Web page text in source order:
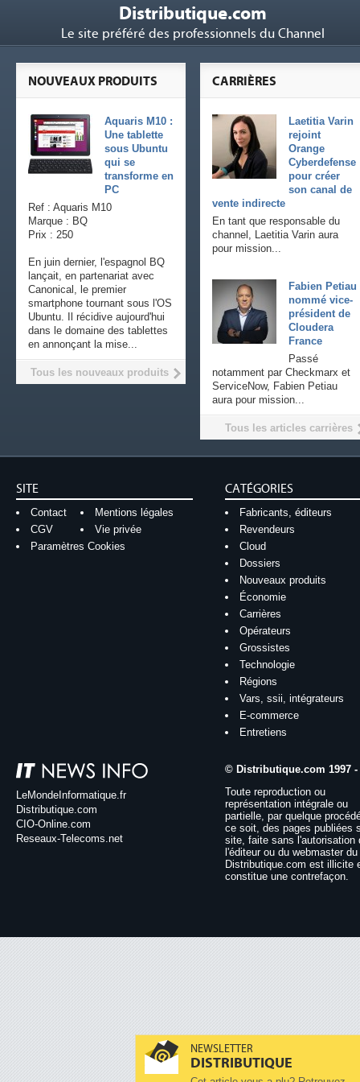
NEWSLETTER
DISTRIBUTIQUE
Distributique.com
Le site préféré des professionnels du Channel
CARRIÈRES
Laetitia Varin
rejoint
Orange
Cyberdefense
pour créer
son canal de
vente indirecte
En tant que responsable du
channel, Laetitia Varin aura
pour mission...
Fabien Petiau
nommé vice-
président de
Cloudera
France
Passé
notamment par Checkmarx et
ServiceNow, Fabien Petiau
aura pour mission...
Tous les articles carrières
NOUVEAUX PRODUITS
Aquaris M10 :
Une tablette
sous Ubuntu
qui se
transforme en
PC
Ref : Aquaris M10
Marque : BQ
Prix : 250
En juin dernier, l'espagnol BQ
lançait, en partenariat avec
Canonical, le premier
smartphone tournant sous l'OS
Ubuntu. Il récidive aujourd'hui
dans le domaine des tablettes
en annonçant la mise...
Tous les nouveaux produits
SITE
Contact
Mentions légales
CGV
Vie privée
Paramètres Cookies
CATÉGORIES
Fabricants, éditeurs
Revendeurs
Cloud
Dossiers
Nouveaux produits
Économie
Carrières
Opérateurs
Grossistes
Technologie
Régions
Vars, ssii, intégrateurs
E-commerce
Entretiens
LeMondeInformatique.fr
Distributique.com
CIO-Online.com
Reseaux-Telecoms.net
© Distributique.com 1997 -
Toute reproduction ou
représentation intégrale ou
partielle, par quelque
ce soit, des pages publiées
site, faite sans l'autorisation
l'éditeur ou du webmaster
Distributique.com est illicite
constitue une contrefaçon.